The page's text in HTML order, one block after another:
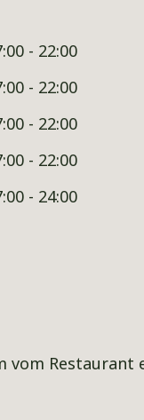
- 22:00
- 22:00
- 22:00
- 22:00
- 24:00
vom Restaurant